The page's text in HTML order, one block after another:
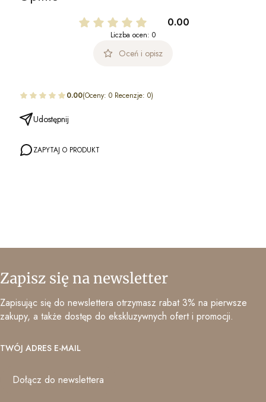
0.00
Liczba ocen: 0
Oceń i opisz
0.00(Oceny: 0 Recenzje: 0)
Udostępnij
ZAPYTAJ O PRODUKT
Zapisz się na newsletter
Zapisując się do newslettera otrzymasz rabat 3% na pierwsze
zakupy, a także dostęp do ekskluzywnych ofert i promocji.
TWÓJ ADRES E-MAIL
Dołącz do newslettera